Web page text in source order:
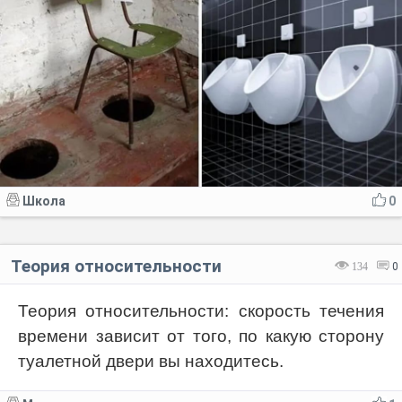
0
Школа
134 0
Теория относительности
Теория относительности: скорость течения
времени зависит от того, по какую сторону
туалетной двери вы находитесь.